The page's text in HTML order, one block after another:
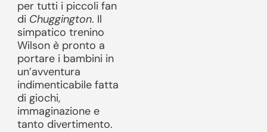
per tutti i piccoli fan
di Chuggington. Il
simpatico trenino
Wilson è pronto a
portare i bambini in
un’avventura
indimenticabile fatta
di giochi,
immaginazione e
tanto divertimento.